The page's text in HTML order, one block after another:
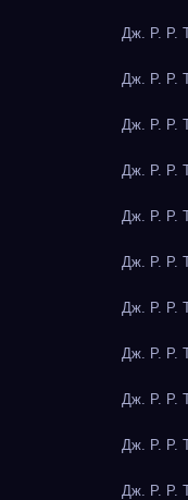
Дж. Р. Р.
Дж. Р. Р.
Дж. Р. Р.
Дж. Р. Р.
Дж. Р. Р.
Дж. Р. Р.
Дж. Р. Р.
Дж. Р. Р.
Дж. Р. Р.
Дж. Р. Р.
Дж. Р. Р.